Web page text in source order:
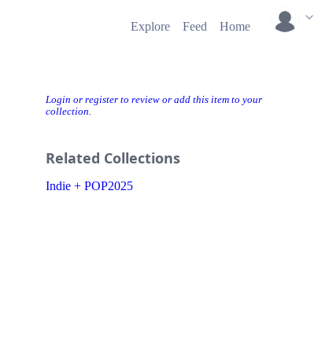
Explore Feed Home
Login or register to review or add this item to your
collection.
Related Collections
Indie + POP2025